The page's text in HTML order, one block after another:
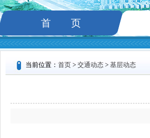
首 页
当前位置： 首页 > 交通动态 > 基层动态